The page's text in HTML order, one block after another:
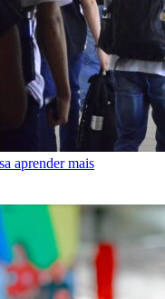
aprender mais